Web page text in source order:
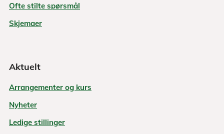
Ofte stilte spørsmål
Skjemaer
Aktuelt
Arrangementer og kurs
Nyheter
Ledige stillinger